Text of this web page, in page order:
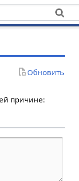
Обновить
причине: